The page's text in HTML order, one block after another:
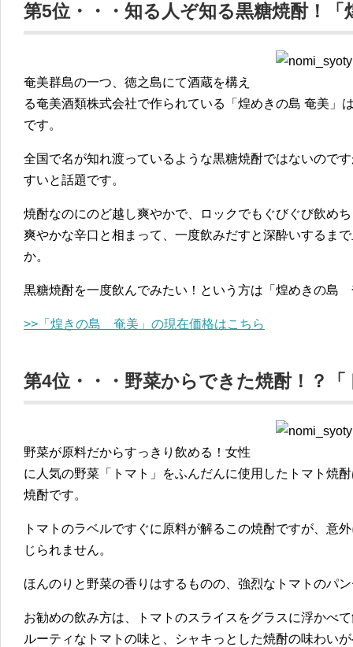
第5位・・・知る人ぞ知る黒糖焼酎！「
奄美群島の一つ、徳之島にて酒蔵を構え
る奄美酒類株式会社で作られている「煌めきの島 奄美」
です。
全国で名が知れ渡っているような黒糖焼酎ではないので
すいと話題です。
焼酎なのにのど越し爽やかで、ロックでもぐびぐび飲め
爽やかな辛口と相まって、一度飲みだすと深酔いするま
か。
黒糖焼酎を一度飲んでみたい！という方は「煌めきの島
>>「煌きの島 奄美」の現在価格はこちら
第4位・・・野菜からできた焼酎！？
野菜が原料だからすっきり飲める！女性
に人気の野菜「トマト」をふんだんに使用したトマト焼
焼酎です。
トマトのラベルですぐに原料が解るこの焼酎ですが、意
じられません。
ほんのりと野菜の香りはするものの、強烈なトマトのパ
お勧めの飲み方は、トマトのスライスをグラスに浮かべ
ルーティなトマトの味と、シャキっとした焼酎の味わい